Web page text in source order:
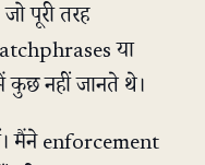
पूरी तरह
या
नहीं जानते थे।
मैंने enforcement